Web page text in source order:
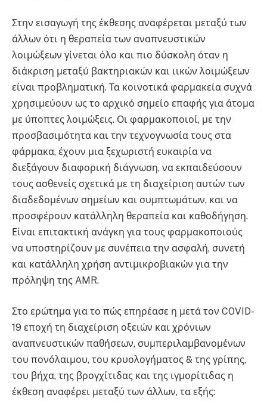
Στην εισαγωγή της έκθεσης αναφέρεται μεταξύ των
άλλων ότι η θεραπεία των αναπνευστικών
λοιμώξεων γίνεται όλο και πιο δύσκολη όταν η
διάκριση μεταξύ βακτηριακών και ιικών λοιμώξεων
είναι προβληματική. Τα κοινοτικά φαρμακεία συχνά
χρησιμεύουν ως το αρχικό σημείο επαφής για άτομα
με ύποπτες λοιμώξεις. Οι φαρμακοποιοί, με την
προσβασιμότητα και την τεχνογνωσία τους στα
φάρμακα, έχουν μια ξεχωριστή ευκαιρία να
διεξάγουν διαφορική διάγνωση, να εκπαιδεύσουν
τους ασθενείς σχετικά με τη διαχείριση αυτών των
διαδεδομένων σημείων και συμπτωμάτων, και να
προσφέρουν κατάλληλη θεραπεία και καθοδήγηση.
Είναι επιτακτική ανάγκη για τους φαρμακοποιούς
να υποστηρίζουν με συνέπεια την ασφαλή, συνετή
και κατάλληλη χρήση αντιμικροβιακών για την
πρόληψη της AMR.
Στο ερώτημα για το πώς επηρέασε η μετά τον COVID-
19 εποχή τη διαχείριση οξειών και χρόνιων
αναπνευστικών παθήσεων, συμπεριλαμβανομένων
του πονόλαιμου, του κρυολογήματος & της γρίπης,
του βήχα, της βρογχίτιδας και της ιγμορίτιδας η
έκθεση αναφέρει μεταξύ των άλλων, τα εξής: